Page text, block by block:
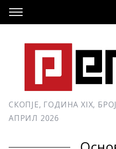
СКОПЈЕ, ГОДИНА XIX,
АПРИЛ 2026